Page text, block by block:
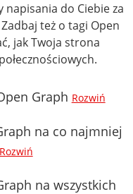
napisania do Ciebie za
też o tagi Open
jak Twoja strona
Graph Rozwiń
na co najmniej
Rozwiń
na wszystkich